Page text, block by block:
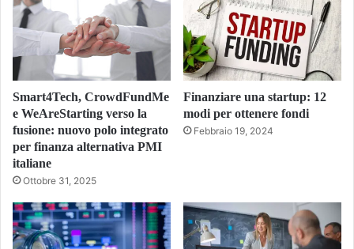
Smart4Tech, CrowdFundMe
e WeAreStarting verso la
fusione: nuovo polo integrato
per finanza alternativa PMI
italiane
Ottobre 31, 2025
Finanziare una startup: 12
modi per ottenere fondi
Febbraio 19, 2024